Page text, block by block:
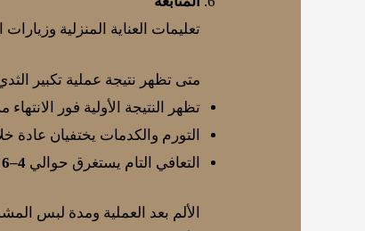
تعليمات العناية المنزلية وزيارات
متى تظهر نتيجة عملية تكبير
تظهر النتيجة الأولية فور الانتهاء
التورم والكدمات يختفيان عادة
التعافي التام يستغرق حوالي4–6 أسابيع
الألم بعد العملية ومدة لبس